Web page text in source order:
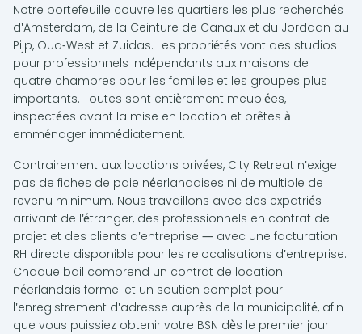
Notre portefeuille couvre les quartiers les plus recherchés
d'Amsterdam, de la Ceinture de Canaux et du Jordaan au
Pijp, Oud-West et Zuidas. Les propriétés vont des studios
pour professionnels indépendants aux maisons de
quatre chambres pour les familles et les groupes plus
importants. Toutes sont entièrement meublées,
inspectées avant la mise en location et prêtes à
emménager immédiatement.
Contrairement aux locations privées, City Retreat n'exige
pas de fiches de paie néerlandaises ni de multiple de
revenu minimum. Nous travaillons avec des expatriés
arrivant de l'étranger, des professionnels en contrat de
projet et des clients d'entreprise — avec une facturation
RH directe disponible pour les relocalisations d'entreprise.
Chaque bail comprend un contrat de location
néerlandais formel et un soutien complet pour
l'enregistrement d'adresse auprès de la municipalité, afin
que vous puissiez obtenir votre BSN dès le premier jour.